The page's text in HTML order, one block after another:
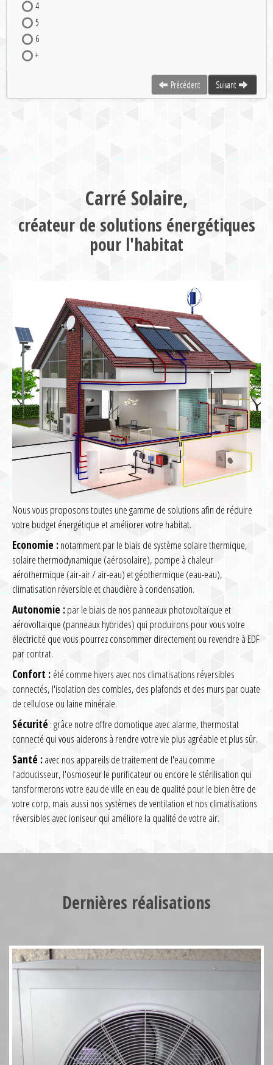
4
5
6
+
Précédent Suivant
Carré Solaire,
créateur de solutions énergétiques
pour l'habitat
Nous vous proposons toutes une gamme de solutions afin de réduire
votre budget énergétique et améliorer votre habitat.
Economie :notamment par le biais de système solaire thermique,
solaire thermodynamique (aérosolaire), pompe à chaleur
aérothermique (air-air / air-eau) et géothermique (eau-eau),
climatisation réversible et chaudière à condensation.
Autonomie :par le biais de nos panneaux photovoltaïque et
aérovoltaïque (panneaux hybrides) qui produirons pour vous votre
électricité que vous pourrez consommer directement ou revendre à EDF
par contrat.
Confort : été comme hivers avec nos climatisations réversibles
connectés, l'isolation des combles, des plafonds et des murs par ouate
de cellulose ou laine minérale.
Sécurité : grâce notre offre domotique avec alarme, thermostat
connecté qui vous aiderons à rendre votre vie plus agréable et plus sûr.
Santé :avec nos appareils de traitement de l'eau comme
l'adoucisseur, l'osmoseur le purificateur ou encore le stérilisation qui
tansformerons votre eau de ville en eau de qualité pour le bien être de
votre corp, mais aussi nos systèmes de ventilation et nos climatisations
réversibles avec ioniseur qui améliore la qualité de votre air.
Dernières réalisations